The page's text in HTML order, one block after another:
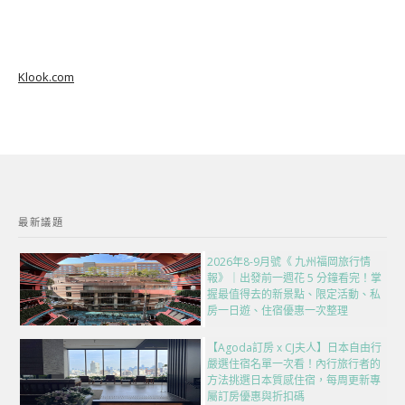
Klook.com
最新議題
2026年8-9月號《 九州福岡旅行情
報》｜出發前一週花 5 分鐘看完！掌
握最值得去的新景點、限定活動、私
房一日遊、住宿優惠一次整理
【Agoda訂房 x CJ夫人】日本自由行
嚴選住宿名單一次看！內行旅行者的
方法挑選日本質感住宿，每周更新專
屬訂房優惠與折扣碼